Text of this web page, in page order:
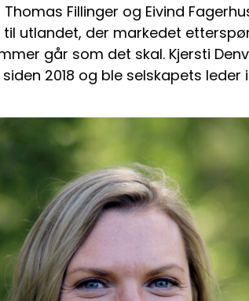
Fillinger og Eivind
utlandet, der markedet
går som det skal. Kjersti
2018 og ble selskapets leder